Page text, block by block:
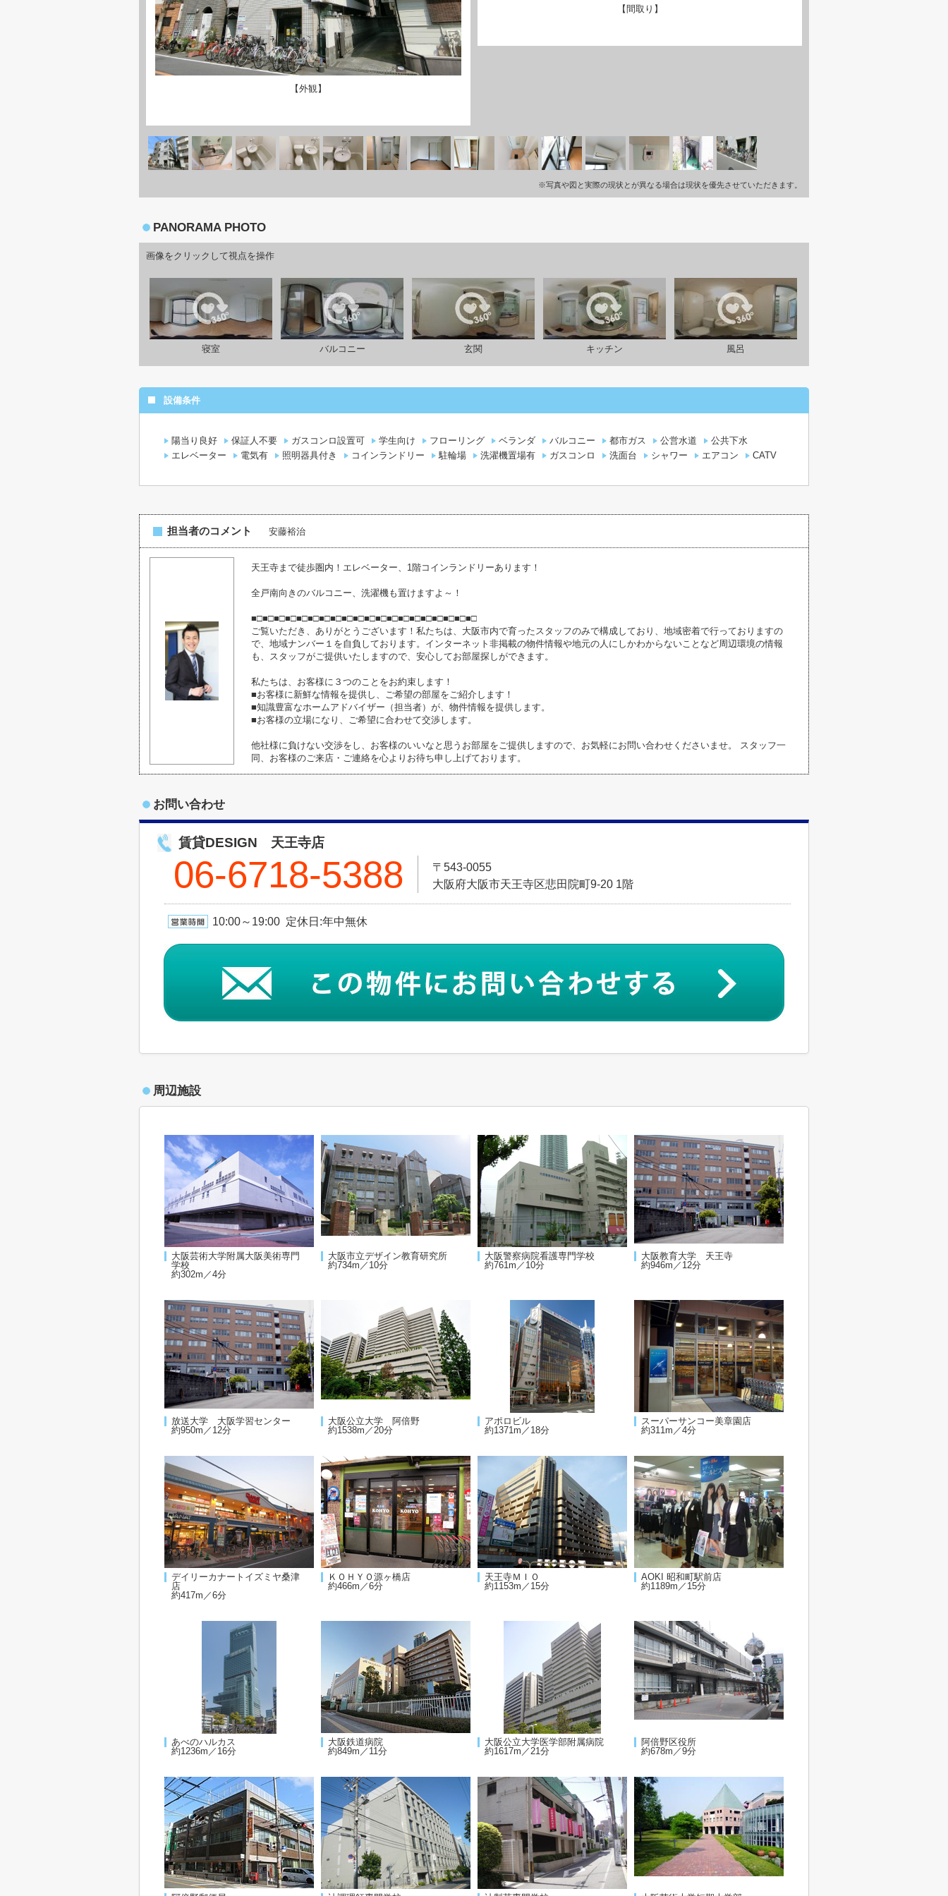
【外観】
【間取り】
※写真や図と実際の現状とが異なる場合は現状を優先させていただきます。
PANORAMA PHOTO
画像をクリックして視点を操作
寝室 バルコニー 玄関 キッチン 風呂
設備条件
陽当り良好 保証人不要 ガスコンロ設置可 学生向け フローリング ベランダ バルコニー 都市ガス 公営水道
公共下水
エレベーター
電気有 照明器具付き コインランドリー 駐輪場 洗濯機置場有 ガスコンロ 洗面台 シャワー エアコン CATV
担当者のコメント 安藤裕治
天王寺まで徒歩圏内！エレベーター、1階コインランドリーあります！
全戸南向きのバルコニー、洗濯機も置けますよ～！
■□■□■□■□■□■□■□■□■□■□■□■□■□■□■□■□■□■□■□■□
ご覧いただき、ありがとうございます！私たちは、大阪市内で育ったスタッフのみで構成しており、地域密着で行っておりますの
で、地域ナンバー１を自負しております。インターネット非掲載の物件情報や地元の人にしかわからないことなど周辺環境の情報
も、スタッフがご提供いたしますので、安心してお部屋探しができます。
私たちは、お客様に３つのことをお約束します！
■お客様に新鮮な情報を提供し、ご希望の部屋をご紹介します！
■知識豊富なホームアドバイザー（担当者）が、物件情報を提供します。
■お客様の立場になり、ご希望に合わせて交渉します。
他社様に負けない交渉をし、お客様のいいなと思うお部屋をご提供しますので、お気軽にお問い合わせくださいませ。 スタッフ一
同、お客様のご来店・ご連絡を心よりお待ち申し上げております。
お問い合わせ
賃貸DESIGN 天王寺店
06-6718-5388
〒543-0055
大阪府大阪市天王寺区悲田院町9-20 1階
10:00～19:00 定休日:年中無休
周辺施設
大阪芸術大学附属大阪美術専門
学校
約302m／4分
大阪市立デザイン教育研究所
約734m／10分
大阪警察病院看護専門学校
約761m／10分
大阪教育大学 天王寺
約946m／12分
放送大学 大阪学習センター
約950m／12分
大阪公立大学 阿倍野
約1538m／20分
アポロビル
約1371m／18分
スーパーサンコー美章園店
約311m／4分
デイリーカナートイズミヤ桑津
店
約417m／6分
ＫＯＨＹＯ源ヶ橋店
約466m／6分
天王寺ＭＩＯ
約1153m／15分
AOKI 昭和町駅前店
約1189m／15分
あべのハルカス
約1236m／16分
大阪鉄道病院
約849m／11分
大阪公立大学医学部附属病院
約1617m／21分
阿倍野区役所
約678m／9分